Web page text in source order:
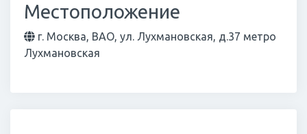
Местоположение
г. Москва, ВАО, ул. Лухмановская, д.37 метро
Лухмановская